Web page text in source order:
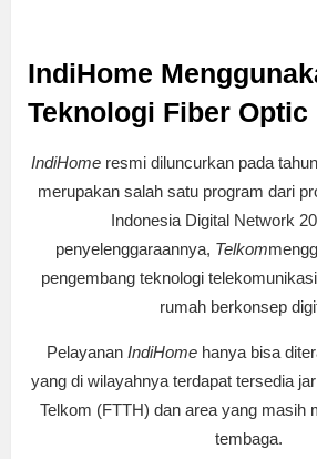
IndiHome
Teknologi Fiber Optic
IndiHomeresmi diluncurkan pada
merupakan salah satu program dari
Indonesia Digital Network
penyelenggaraannya, Telkom
pengembang teknologi
rumah berkonsep
Pelayanan IndiHomehanya bisa
yang di wilayahnya terdapat tersedia
Telkom (FTTH) dan area yang masih
tembaga.